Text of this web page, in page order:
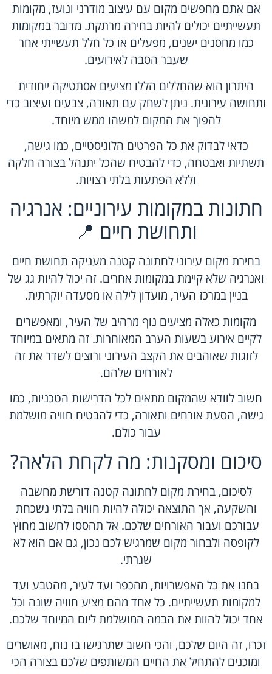
אם אתם מחפשים מקום עם עיצוב מודרני ונועז, מקומות
תעשייתיים יכולים להיות בחירה מרתקת. מדובר במקומות
כמו מחסנים ישנים, מפעלים או כל חלל תעשייתי אחר
שעבר הסבה לאירועים.
היתרון הוא שהחללים הללו מציעים אסתטיקה ייחודית
ותחושה עירונית. ניתן לשחק עם תאורה, צבעים ועיצוב כדי
להפוך את המקום למשהו ממש מיוחד.
כדאי לבדוק את כל הפרטים הלוגיסטיים, כמו גישה,
תשתיות ואבטחה, כדי להבטיח שהכל יתנהל בצורה חלקה
וללא הפתעות בלתי רצויות.
חתונות במקומות עירוניים: אנרגיה
ותחושת חיים 📍
בחירת מקום עירוני לחתונה קטנה מעניקה תחושת חיים
ואנרגיה שלא קיימת במקומות אחרים. זה יכול להיות גג של
בניין במרכז העיר, מועדון לילה או מסעדה יוקרתית.
מקומות כאלה מציעים נוף מרהיב של העיר, ומאפשרים
לקיים אירוע בשעות הערב המאוחרות. זה מתאים במיוחד
לזוגות שאוהבים את הקצב העירוני ורוצים לשדר את זה
לאורחים שלהם.
חשוב לוודא שהמקום מתאים לכל הדרישות הטכניות, כמו
גישה, הסעת אורחים ותאורה, כדי להבטיח חוויה מושלמת
עבור כולם.
סיכום ומסקנות: מה לקחת הלאה?
לסיכום, בחירת מקום לחתונה קטנה דורשת מחשבה
והשקעה, אך התוצאה יכולה להיות חוויה בלתי נשכחת
עבורכם ועבור האורחים שלכם. אל תהססו לחשוב מחוץ
לקופסה ולבחור מקום שמרגיש לכם נכון, גם אם הוא לא
שגרתי.
בחנו את כל האפשרויות, מהכפר ועד לעיר, מהטבע ועד
למקומות תעשייתיים. כל אחד מהם מציע חוויה שונה וכל
אחד יכול להוות את הבמה המושלמת ליום המיוחד שלכם.
זכרו, זה היום שלכם, והכי חשוב שתרגישו בו נוח, מאושרים
ומוכנים להתחיל את החיים המשותפים שלכם בצורה הכי